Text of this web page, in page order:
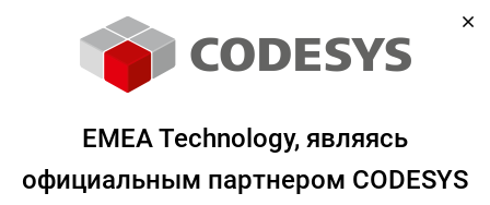
Автоматизация вертикальных упаковочных машин
Автоматизация
EMEA Technology, являясь
официальным партнером CODESYS